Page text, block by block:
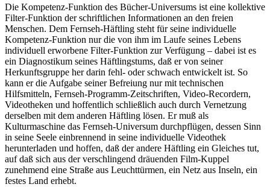
Die Kompetenz-Funktion des Bücher-Universums ist eine kollektive
Filter-Funktion der schriftlichen Informationen an den freien
Menschen. Dem Fernseh-Häftling steht für seine individuelle
Kompetenz-Funktion nur die von ihm im Laufe seines Lebens
individuell erworbene Filter-Funktion zur Verfügung – dabei ist es
ein Diagnostikum seines Häftlingstums, daß er von seiner
Herkunftsgruppe her darin fehl- oder schwach entwickelt ist. So
kann er die Aufgabe seiner Befreiung nur mit technischen
Hilfsmitteln, Fernseh-Programm-Zeitschriften, Video-Recordern,
Videotheken und hoffentlich schließlich auch durch Vernetzung
derselben mit dem anderen Häftling lösen. Er muß als
Kulturmaschine das Fernseh-Universum durchpflügen, dessen Sinn
in seine Seele einbrennend in seine individuelle Videothek
herunterladen und hoffen, daß der andere Häftling ein Gleiches tut,
auf daß sich aus der verschlingend dräuenden Film-Kuppel
zunehmend eine Straße aus Leuchttürmen, ein Netz aus Inseln, ein
festes Land erhebt.